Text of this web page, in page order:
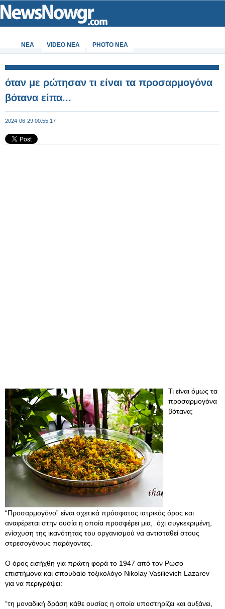
ΝΕΑ VIDEO NEA PHOTO NEA
όταν με ρώτησαν τι είναι τα προσαρμογόνα
βότανα είπα...
2024-06-29 00:55:17
Τι είναι όμως τα
προσαρμογόνα
βότανα;
“Προσαρμογόνο” είναι σχετικά πρόσφατος ιατρικός όρος και
αναφέρεται στην ουσία η οποία προσφέρει μια, όχι συγκεκριμένη,
ενίσχυση της ικανότητας του οργανισμού να αντισταθεί στους
στρεσογόνους παράγοντες.
Ο όρος εισήχθη για πρώτη φορά το 1947 από τον Ρώσο
επιστήμονα και σπουδαίο τοξικολόγο Nikolay Vasilievich Lazarev
για να περιγράψει:
“τη μοναδική δράση κάθε ουσίας η οποία υποστηρίζει και αυξάνει,